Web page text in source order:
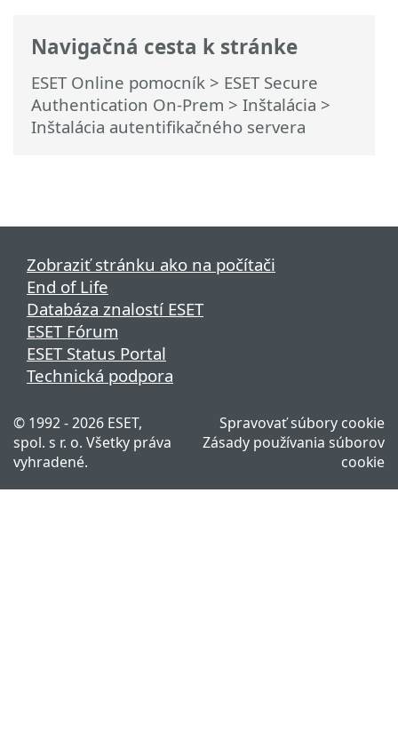
Navigačná cesta k stránke
ESET Online pomocník > ESET Secure
Authentication On-Prem > Inštalácia >
Inštalácia autentifikačného servera
Zobraziť stránku ako na počítači
End of Life
Databáza znalostí ESET
ESET Fórum
ESET Status Portal
Technická podpora
© 1992 - 2026 ESET,
spol. s r. o. Všetky práva
vyhradené.
Spravovať súbory cookie
Zásady používania súborov
cookie